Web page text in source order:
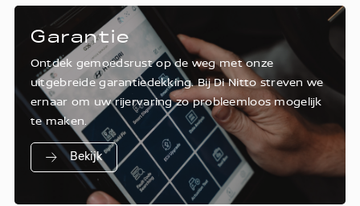
Garantie
Ontdek gemoedsrust op de weg met onze
uitgebreide garantiedekking. Bij Di Nitto streven we
ernaar om uw rijervaring zo probleemloos mogelijk
te maken.
Bekijk